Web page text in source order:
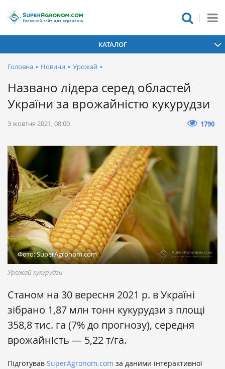
КАТАЛОГ
Головна • Новини • Урожай •
Названо лідера серед областей
України за врожайністю кукурудзи
3 жовтня 2021, 08:00 1790
Фото: SuperAgronom.com
Урожай кукурудзи
Станом на 30 вересня 2021 р. в Україні
зібрано 1,87 млн тонн кукурудзи з площі
358,8 тис. га (7% до прогнозу), середня
врожайність — 5,22 т/га.
Підготував SuperAgronom.com за даними інтерактивної